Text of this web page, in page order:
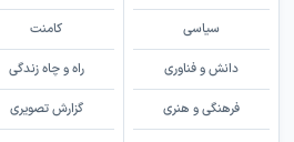
سیاسی
دانش و فناوری
فرهنگی و هنری
کامنت
راه و چاه زندگی
گزارش تصویری